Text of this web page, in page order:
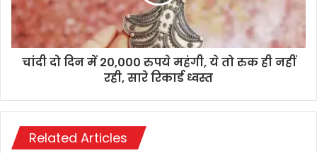
चांदी दो दिन में 20,000 रुपये महंगी, ये तो रुक ही नहीं
रही, सारे रिकार्ड ध्वस्त
Related Articles